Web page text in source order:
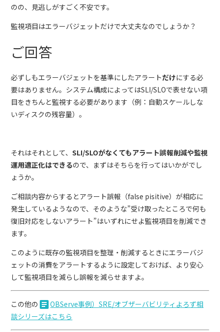
のの、見逃しがすごく不安です。
監視項目はエラーバジェットだけで大丈夫なのでしょうか？
ご回答
必ずしもエラーバジェットを基準にしたアラートだけにする必
要はありません。システム構成によってはSLI/SLOで表せない項
目をきちんと監視する必要があります（例：自動スケールしな
いディスクの残容量）。
それはそれとして、SLI/SLOがなくてもアラート誤報削減や監視
運用適正化はできるので、まずはそちらを行ってはいかがでし
ょうか。
ご相談内容からするとアラート誤報（false pisitive）が相応に
発生しているようなので、そのような”受け取ったところで何も
復旧対応をしないアラート”はいずれにせよ監視項目を削減でき
ます。
このように既存の監視項目を整理・削減するときにエラーバジ
ェットの消費をアラートするように設定しておけば、より安心
して監視項目を減らし誤報を減らせますよ。
この他の articleOBServe事例）SRE/オブザーバビリティよろず相
談シリーズはこちら